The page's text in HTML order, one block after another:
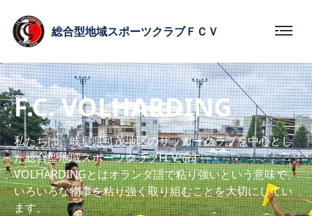
総合型地域スポーツクラブＦＣＶ
F.C. VOLHARDING
私たちは、岐阜県可茂地区のサッカークラブを中心とし
た総合型地域スポーツクラブFCVです。
VOLHARDINGとはオランダ語で粘り強いという意味で、
いろいろな物事を粘り強く取り組むことを大切にしてい
ます。